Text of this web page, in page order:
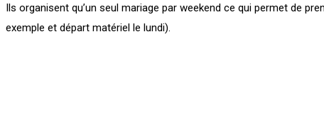
Ils organisent qu’un seul mariage par weekend ce qui permet de
exemple et départ matériel le lundi).